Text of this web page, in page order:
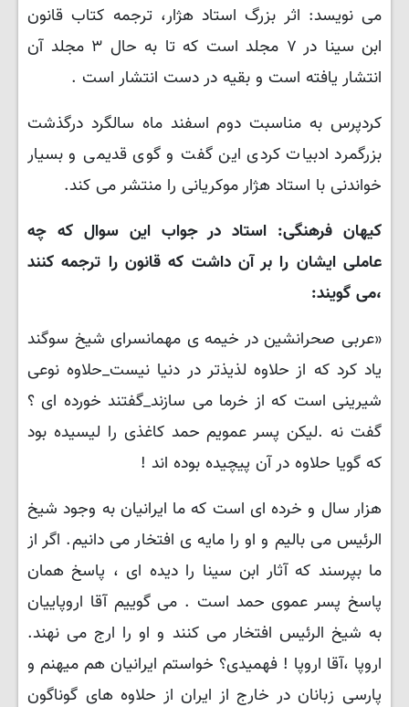
می نویسد: اثر بزرگ استاد هژار، ترجمه کتاب قانون
ابن سینا در ۷ مجلد است که تا به حال ۳ مجلد آن
انتشار یافته است و بقیه در دست انتشار است .
کردپرس به مناسبت دوم اسفند ماه سالگرد درگذشت
بزرگمرد ادبیات کردی این گفت و گوی قدیمی و بسیار
خواندنی با استاد هژار موکریانی را منتشر می کند.
کیهان فرهنگی: استاد در جواب این سوال که چه
عاملی ایشان را بر آن داشت که قانون را ترجمه کنند
،می گویند:
«عربی صحرانشین در خیمه ی مهمانسرای شیخ سوگند
یاد کرد که از حلاوه لذیذتر در دنیا نیست_حلاوه نوعی
شیرینی است که از خرما می سازند_گفتند خورده ای ؟
گفت نه .لیکن پسر عمویم حمد کاغذی را لیسیده بود
که گویا حلاوه در آن پیچیده بوده اند !
هزار سال و خرده ای است که ما ایرانیان به وجود شیخ
الرئیس می بالیم و او را مایه ی افتخار می دانیم. اگر از
ما بپرسند که آثار ابن سینا را دیده ای ، پاسخ همان
پاسخ پسر عموی حمد است . می گوییم آقا اروپاییان
به شیخ الرئیس افتخار می کنند و او را ارج می نهند.
اروپا ،آقا اروپا ! فهمیدی؟ خواستم ایرانیان هم میهنم و
پارسی زبانان در خارج از ایران از حلاوه های گوناگون